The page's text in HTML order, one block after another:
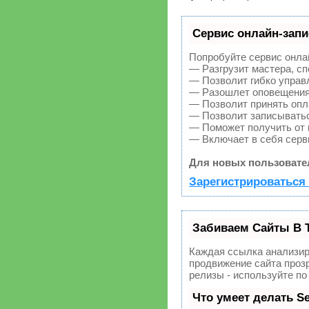
Сервис онлайн-
Попробуйте сервис
— Разгрузит мастера,
— Позволит гибко
— Разошлет
— Позволит принять
— Позволит
— Поможет получить от
— Включает в себя
Для новых
Забиваем Сайты В
Каждая ссылка
продвижение сайта
релизы - используйте
Что умеет делать